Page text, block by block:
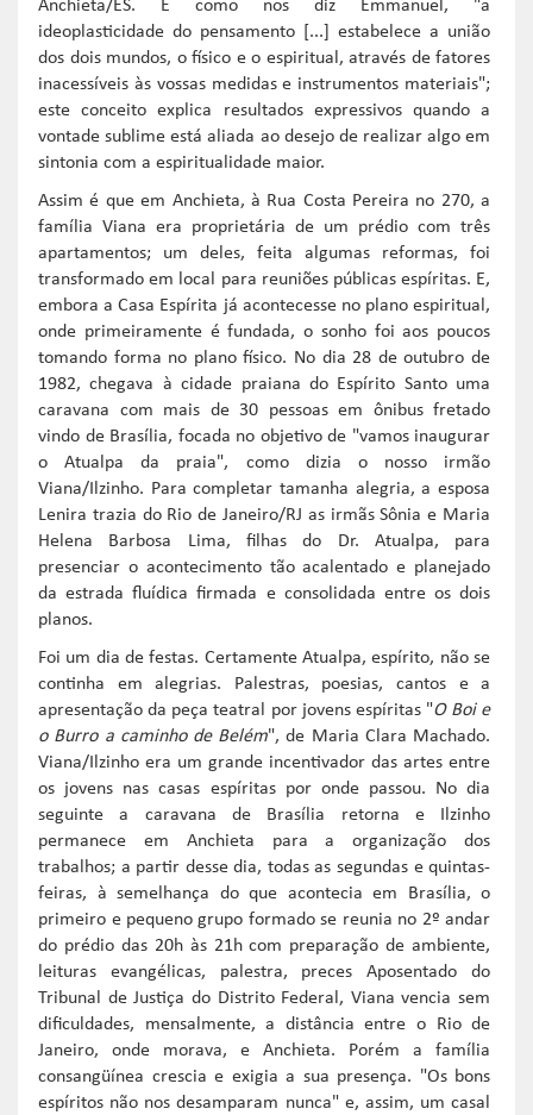
Anchieta/ES. E como nos diz Emmanuel, "a
ideoplasticidade do pensamento [...] estabelece a união
dos dois mundos, o físico e o espiritual, através de fatores
inacessíveis às vossas medidas e instrumentos materiais";
este conceito explica resultados expressivos quando a
vontade sublime está aliada ao desejo de realizar algo em
sintonia com a espiritualidade maior.
Assim é que em Anchieta, à Rua Costa Pereira no 270, a
família Viana era proprietária de um prédio com três
apartamentos; um deles, feita algumas reformas, foi
transformado em local para reuniões públicas espíritas. E,
embora a Casa Espírita já acontecesse no plano espiritual,
onde primeiramente é fundada, o sonho foi aos poucos
tomando forma no plano físico. No dia 28 de outubro de
1982, chegava à cidade praiana do Espírito Santo uma
caravana com mais de 30 pessoas em ônibus fretado
vindo de Brasília, focada no objetivo de "vamos inaugurar
o Atualpa da praia", como dizia o nosso irmão
Viana/Ilzinho. Para completar tamanha alegria, a esposa
Lenira trazia do Rio de Janeiro/RJ as irmãs Sônia e Maria
Helena Barbosa Lima, filhas do Dr. Atualpa, para
presenciar o acontecimento tão acalentado e planejado
da estrada fluídica firmada e consolidada entre os dois
planos.
Foi um dia de festas. Certamente Atualpa, espírito, não se
continha em alegrias. Palestras, poesias, cantos e a
apresentação da peça teatral por jovens espíritas "O Boi e
o Burro a caminho de Belém", de Maria Clara Machado.
Viana/Ilzinho era um grande incentivador das artes entre
os jovens nas casas espíritas por onde passou. No dia
seguinte a caravana de Brasília retorna e Ilzinho
permanece em Anchieta para a organização dos
trabalhos; a partir desse dia, todas as segundas e quintas-
feiras, à semelhança do que acontecia em Brasília, o
primeiro e pequeno grupo formado se reunia no 2º andar
do prédio das 20h às 21h com preparação de ambiente,
leituras evangélicas, palestra, preces Aposentado do
Tribunal de Justiça do Distrito Federal, Viana vencia sem
dificuldades, mensalmente, a distância entre o Rio de
Janeiro, onde morava, e Anchieta. Porém a família
consangüínea crescia e exigia a sua presença. "Os bons
espíritos não nos desamparam nunca" e, assim, um casal